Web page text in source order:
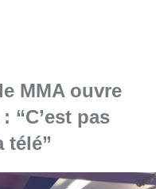
MMA ouvre
“C’est pas
télé”